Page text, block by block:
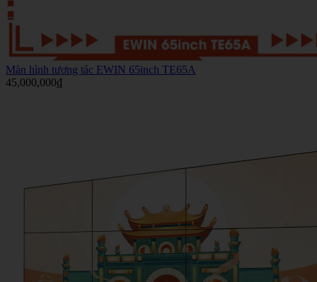
Màn hình tương tác EWIN 65inch TE65A
45,000,000₫